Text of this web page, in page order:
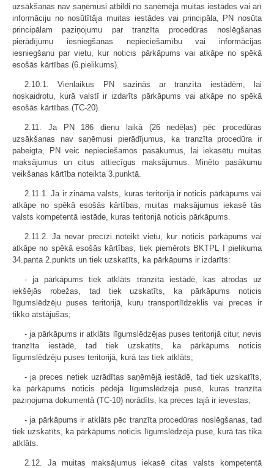
uzsākšanas nav saņēmusi atbildi no saņēmēja muitas iestādes vai arī
informāciju no nosūtītāja muitas iestādes vai principāla, PN nosūta
principālam paziņojumu par tranzīta procedūras noslēgšanas
pierādījumu iesniegšanas nepieciešamību vai informācijas
iesniegšanu par vietu, kur noticis pārkāpums vai atkāpe no spēkā
esošās kārtības (6.pielikums).
2.10.1. Vienlaikus PN sazinās ar tranzīta iestādēm, lai
noskaidrotu, kurā valstī ir izdarīts pārkāpums vai atkāpe no spēkā
esošās kārtības (TC-20).
2.11. Ja PN 186 dienu laikā (26 nedēļas) pēc procedūras
uzsākšanas nav saņēmusi pierādījumus, ka tranzīta procedūra ir
pabeigta, PN veic nepieciešamos pasākumus, lai iekasētu muitas
maksājumus un citus attiecīgus maksājumus. Minēto pasākumu
veikšanas kārtība noteikta 3.punktā.
2.11.1. Ja ir zināma valsts, kuras teritorijā ir noticis pārkāpums vai
atkāpe no spēkā esošās kārtības, muitas maksājumus iekasē tās
valsts kompetentā iestāde, kuras teritorijā noticis pārkāpums.
2.11.2. Ja nevar precīzi noteikt vietu, kur noticis pārkāpums vai
atkāpe no spēkā esošās kārtības, tiek piemērots BKTPL I pielikuma
34.panta 2.punkts un tiek uzskatīts, ka pārkāpums ir izdarīts:
- ja pārkāpums tiek atklāts tranzīta iestādē, kas atrodas uz
iekšējās robežas, tad tiek uzskatīts, ka pārkāpums noticis
līgumslēdzēju puses teritorijā, kuru transportlīdzeklis vai preces ir
tikko atstājušas;
- ja pārkāpums ir atklāts līgumslēdzējas puses teritorijā citur, nevis
tranzīta iestādē, tad tiek uzskatīts, ka pārkāpums noticis
līgumslēdzēju puses teritorijā, kurā tas tiek atklāts;
- ja preces netiek uzrādītas saņēmējā iestādē, tad tiek uzskatīts,
ka pārkāpums noticis pēdējā līgumslēdzējā pusē, kuras tranzīta
paziņojuma dokumentā (TC-10) norādīts, ka preces tajā ir ievestas;
- ja pārkāpums ir atklāts pēc tranzīta procedūras noslēgšanas, tad
tiek uzskatīts, ka pārkāpums noticis līgumslēdzējā pusē, kurā tas tika
atklāts.
2.12. Ja muitas maksājumus iekasē citas valsts kompetentā